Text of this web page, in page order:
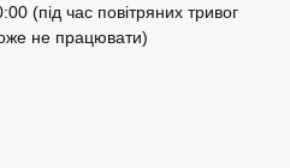
(під час повітряних тривог
не працювати)